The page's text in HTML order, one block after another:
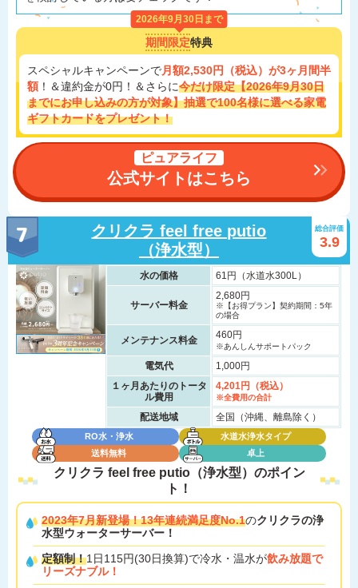
2026年9月30日まで
期間限定特典
スペシャルキャンペーンで月額2,530円（税込）が3ヶ月間半
額！＆違約金が0円！＆さらに今だけ限定【2026年9月30日
までにお申し込みの方が対象】抽選で100名様に選べる家電
ギフトカードをプレゼント！
ピュアライフ
公式サイトはこちら
クリクラ feel free putio
（浄水型）
総合評価
3.9
RO水・浄水
水道水浄水タイプ
送料無料
卓上
水の価格 61円（水道水300L）
サーバー料金
2,680円
※【お得プラン】契約期間：5年
の場合
メンテナンス料金 460円
※あんしんサポートパック
電気代
1,000円
１ヶ月あたりのトータ
ル費用
4,201円（税込）
※全費用の合計
配送地域 全国（沖縄、離島除く）
クリクラ feel free putio（浄水型）のポイン
ト！
2023年7月新登場！13年連続満足度No.1のクリクラの浄
水型ウォーターサーバー！
定額制！1日115円(30日換算)で冷水・温水が飲み放題で
リーズナブル！